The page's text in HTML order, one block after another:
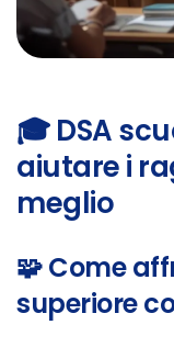
🎓 DSA
aiutare i
meglio
🧩 Come
superiore